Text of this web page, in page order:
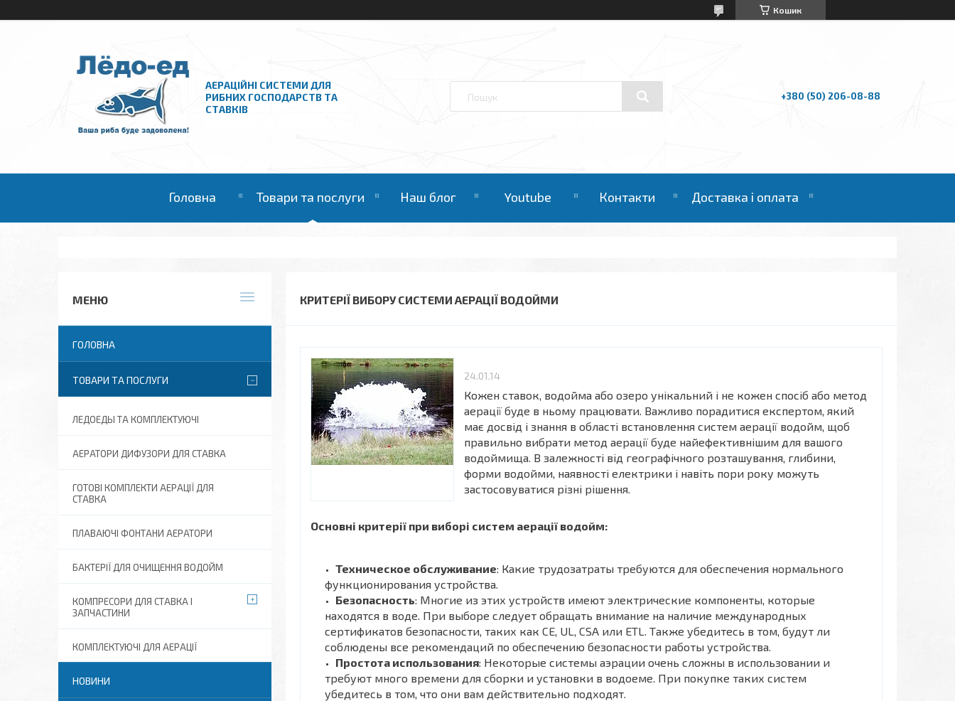
Кошик
АЕРАЦІЙНІ СИСТЕМИ ДЛЯ
РИБНИХ ГОСПОДАРСТВ ТА
СТАВКІВ
+380 (50) 206-08-88
Головна Товари та послуги Наш блог Youtube Контакти Доставка і оплата
КРИТЕРІЇ ВИБОРУ СИСТЕМИ АЕРАЦІЇ ВОДОЙМИ
24.01.14
Кожен ставок, водойма або озеро унікальний і не кожен спосіб або метод
аерації буде в ньому працювати. Важливо порадитися експертом, який
має досвід і знання в області встановлення систем аерації водойм, щоб
правильно вибрати метод аерації буде найефективнішим для вашого
водоймища. В залежності від географічного розташування, глибини,
форми водойми, наявності електрики і навіть пори року можуть
застосовуватися різні рішення.
Основні критерії при виборі систем аерації водойм:
Техническое обслуживание: Какие трудозатраты требуются для обеспечения нормального
функционирования устройства.
Безопасность: Многие из этих устройств имеют электрические компоненты, которые
находятся в воде. При выборе следует обращать внимание на наличие международных
сертификатов безопасности, таких как CE, UL, CSA или ETL. Также убедитесь в том, будут ли
соблюдены все рекомендаций по обеспечению безопасности работы устройства.
Простота использования: Некоторые системы аэрации очень сложны в использовании и
требуют много времени для сборки и установки в водоеме. При покупке таких систем
убедитесь в том, что они вам действительно подходят.
ГОЛОВНА
ТОВАРИ ТА ПОСЛУГИ
ЛЕДОЕДЫ ТА КОМПЛЕКТУЮЧІ
АЕРАТОРИ ДИФУЗОРИ ДЛЯ СТАВКА
ГОТОВІ КОМПЛЕКТИ АЕРАЦІЇ ДЛЯ
СТАВКА
ПЛАВАЮЧІ ФОНТАНИ АЕРАТОРИ
БАКТЕРІЇ ДЛЯ ОЧИЩЕННЯ ВОДОЙМ
КОМПРЕСОРИ ДЛЯ СТАВКА І
ЗАПЧАСТИНИ
КОМПЛЕКТУЮЧІ ДЛЯ АЕРАЦІЇ
НОВИНИ